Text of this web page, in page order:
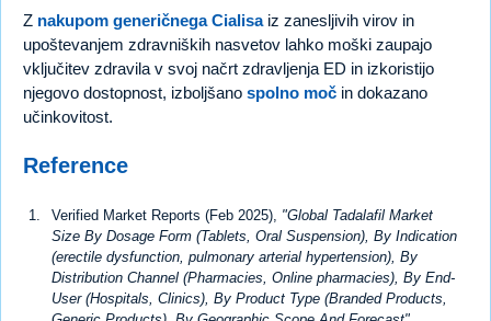
Z nakupom generičnega Cialisaiz zanesljivih virov in
upoštevanjem zdravniških nasvetov lahko moški zaupajo
vključitev zdravila v svoj načrt zdravljenja ED in izkoristijo
njegovo dostopnost, izboljšano spolno moč in dokazano
učinkovitost.
Reference
Verified Market Reports (Feb 2025), "Global Tadalafil Market
Size By Dosage Form (Tablets, Oral Suspension), By Indication
(erectile dysfunction, pulmonary arterial hypertension), By
Distribution Channel (Pharmacies, Online pharmacies), By End-
User (Hospitals, Clinics), By Product Type (Branded Products,